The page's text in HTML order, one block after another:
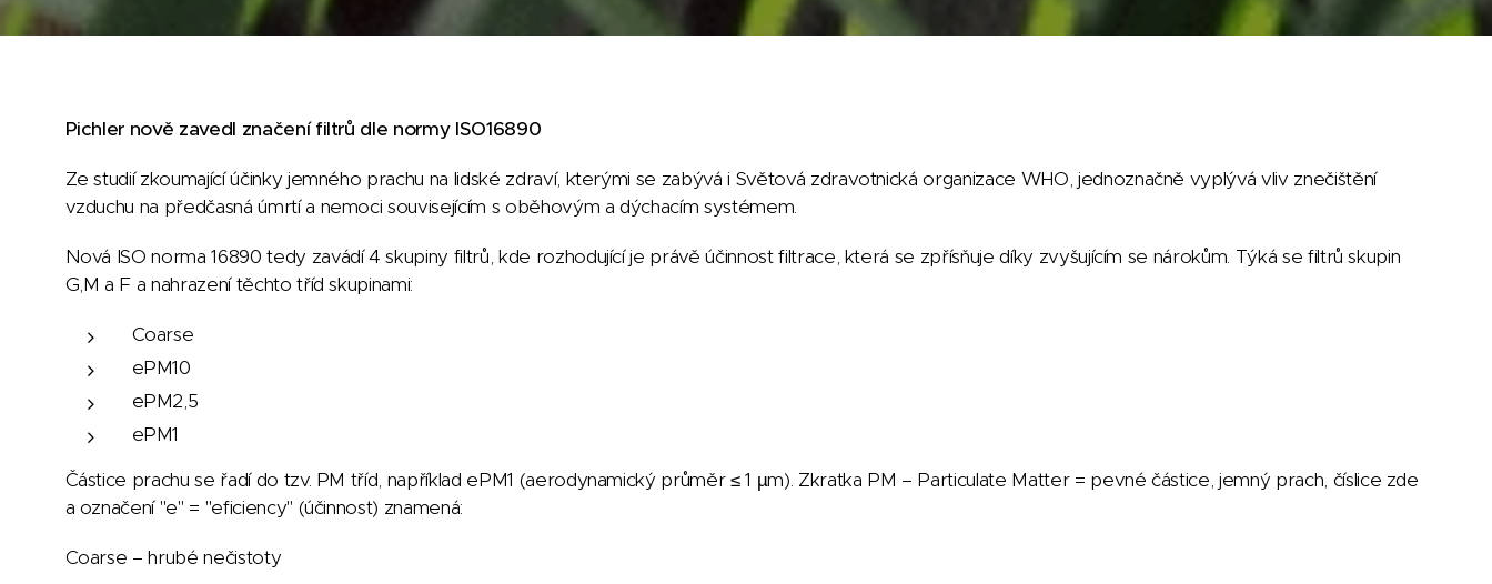
Pichler nově zavedl značení filtrů dle normy ISO16890
Ze studií zkoumající účinky jemného prachu na lidské zdraví, kterými se zabývá i Světová zdravotnická organizace WHO, jednoznačně vyplývá vliv znečištění
vzduchu na předčasná úmrtí a nemoci souvisejícím s oběhovým a dýchacím systémem.
Nová ISO norma 16890 tedy zavádí 4 skupiny filtrů, kde rozhodující je právě účinnost filtrace, která se zpřísňuje díky zvyšujícím se nárokům. Týká se filtrů skupin
G,M a F a nahrazení těchto tříd skupinami:
Coarse
ePM10
ePM2,5
ePM1
Částice prachu se řadí do tzv. PM tříd, například ePM1 (aerodynamický průměr ≤ 1 µm). Zkratka PM – Particulate Matter = pevné částice, jemný prach, číslice zde
a označení "e" = "eficiency" (účinnost) znamená:
Coarse – hrubé nečistoty